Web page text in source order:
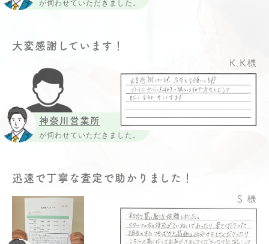
が伺わせていただきました。
神奈川営業所
が伺わせていただきました。
大変感謝しています！
K.K様
迅速で丁寧な査定で助かりました！
S 様